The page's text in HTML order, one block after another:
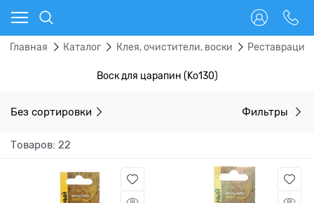
Главная Каталог Клея, очистители, воски
Воск для царапин (Ko130)
Без сортировки Фильтры
Товаров: 22